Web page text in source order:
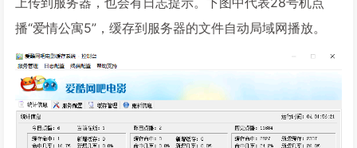
播“爱情公寓5”，缓存到服务器的文件自动局域网播放。